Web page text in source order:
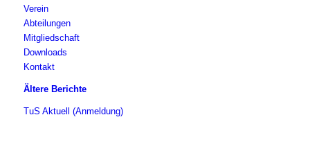
Verein
Abteilungen
Mitgliedschaft
Downloads
Kontakt
Ältere Berichte
TuS Aktuell (Anmeldung)